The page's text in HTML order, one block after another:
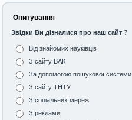
Опитування
Звідки Ви дізналися про наш сайт ?
Від знайомих науківців
З сайту ВАК
За допомогою пошукової системи
З сайту ТНТУ
З соціальних мереж
З реклами